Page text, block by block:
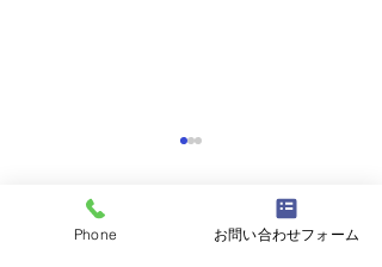
コメントPhone お問い合わせフォーム